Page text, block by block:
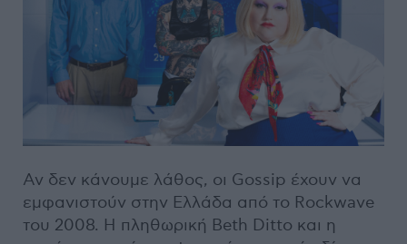
Αν δεν κάνουμε λάθος, οι Gossip έχουν να
εμφανιστούν στην Ελλάδα από το Rockwave
του 2008. Η πληθωρική Beth Ditto και η